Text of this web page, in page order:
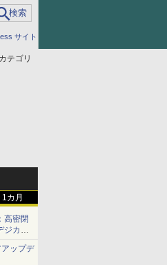
サイト
テゴリ
1カ月
高密閉
ジカメ
アップデ